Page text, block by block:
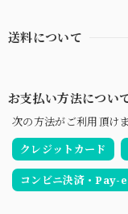
送料について
お支払い方法につい
次の方法がご利用頂けま
クレジットカード
コンビニ決済・Pay-